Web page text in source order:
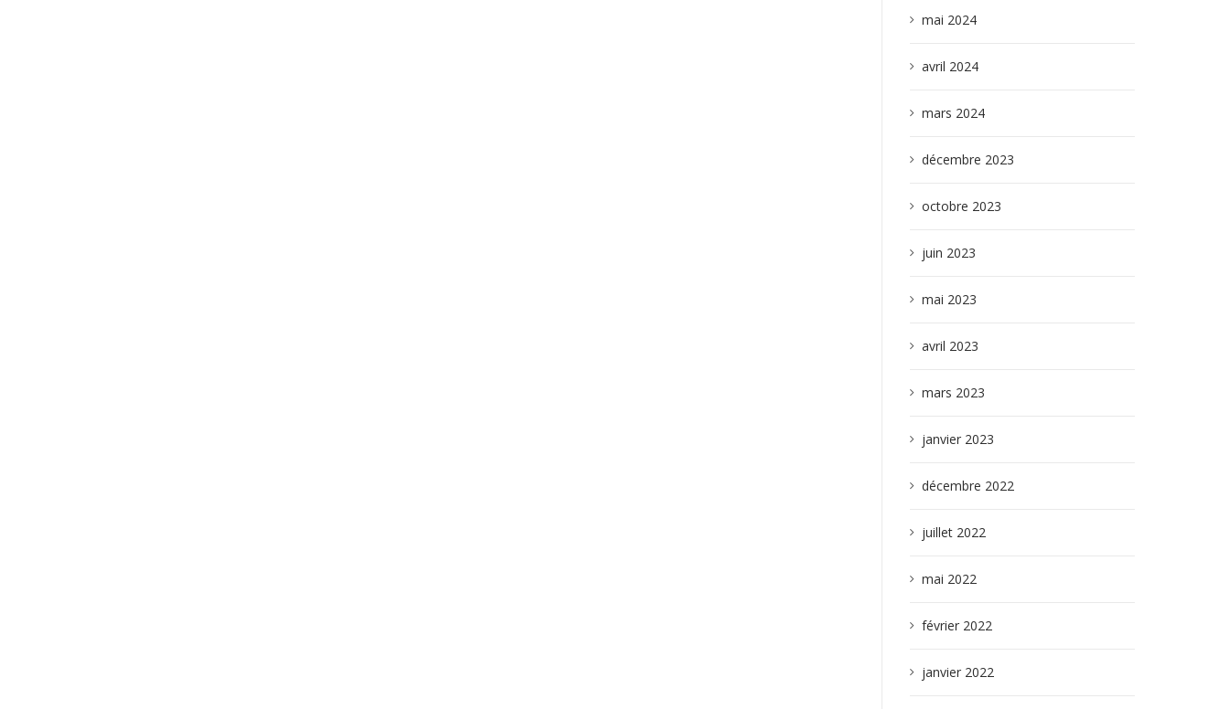
mai 2024
avril 2024
mars 2024
décembre 2023
octobre 2023
juin 2023
mai 2023
avril 2023
mars 2023
janvier 2023
décembre 2022
juillet 2022
mai 2022
février 2022
janvier 2022